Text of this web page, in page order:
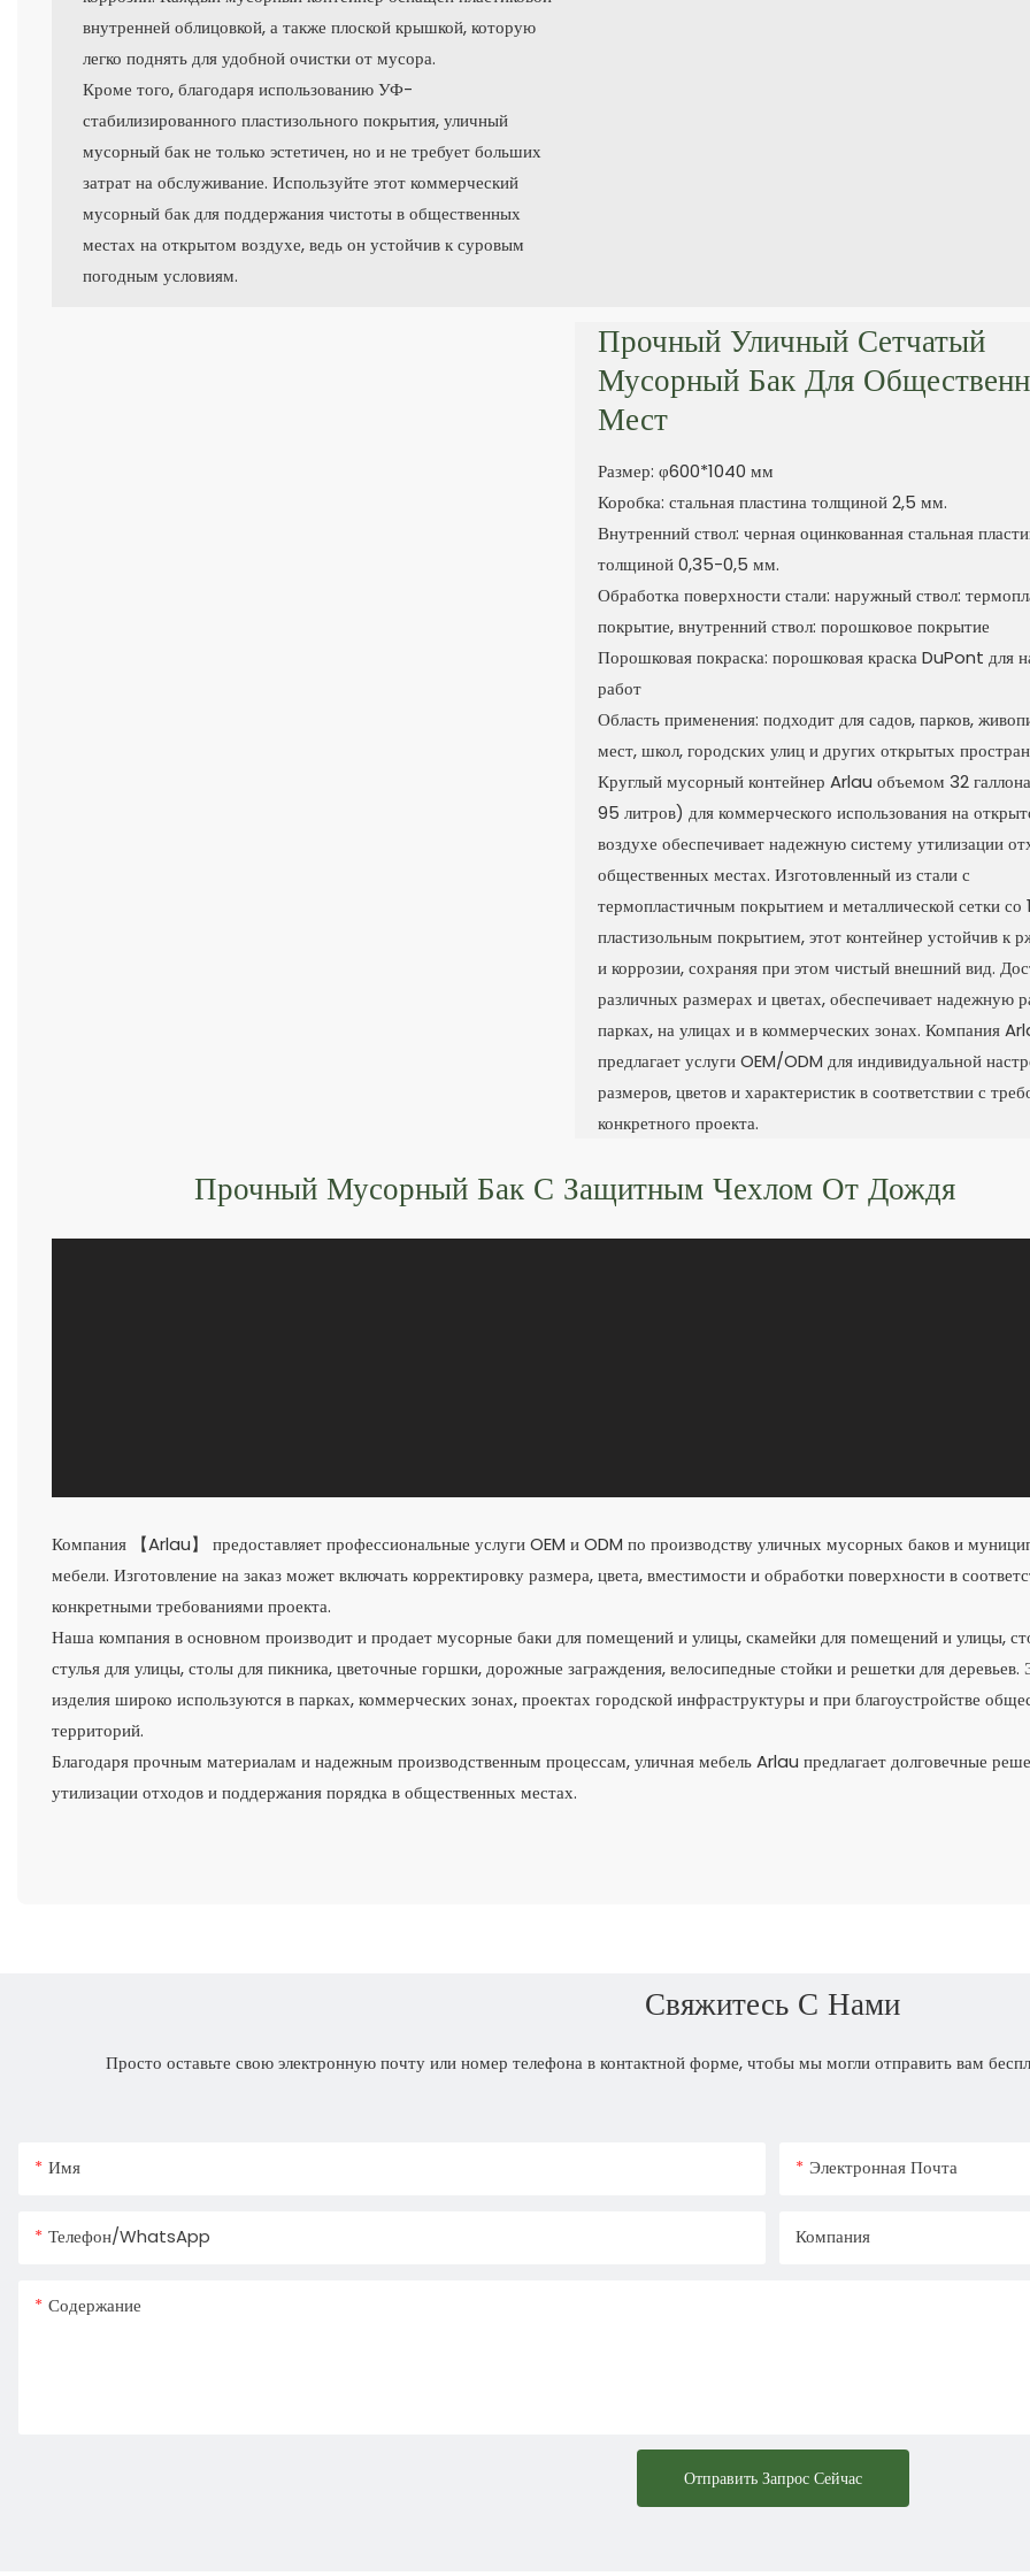
внутренней облицовкой, а также плоской крышкой, которую
легко поднять для удобной очистки от мусора.
Кроме того, благодаря использованию УФ-
стабилизированного пластизольного покрытия, уличный
мусорный бак не только эстетичен, но и не требует больших
затрат на обслуживание. Используйте этот коммерческий
мусорный бак для поддержания чистоты в общественных
местах на открытом воздухе, ведь он устойчив к суровым
погодным условиям.
Прочный Уличный Сетчатый
Мусорный Бак Для
Мест
Размер: φ600*1040 мм
Коробка: стальная пластина толщиной 2,5 мм.
Внутренний ствол: черная оцинкованная стальная
толщиной 0,35-0,5 мм.
Обработка поверхности стали: наружный ствол:
покрытие, внутренний ствол: порошковое покрытие
Порошковая покраска: порошковая краска DuPont для
работ
Область применения: подходит для садов, парков,
мест, школ, городских улиц и других открытых
Круглый мусорный контейнер Arlau объемом 32
95 литров) для коммерческого использования на
воздухе обеспечивает надежную систему утилизации
общественных местах. Изготовленный из стали с
термопластичным покрытием и металлической сетки со
пластизольным покрытием, этот контейнер устойчив к
и коррозии, сохраняя при этом чистый внешний вид.
различных размерах и цветах, обеспечивает надежную
парках, на улицах и в коммерческих зонах. Компания
предлагает услуги OEM/ODM для индивидуальной
размеров, цветов и характеристик в соответствии с
конкретного проекта.
Прочный Мусорный Бак С Защитным Чехлом От Дождя
Компания 【Arlau】 предоставляет профессиональные услуги OEM и ODM по производству уличных мусорных баков и
мебели. Изготовление на заказ может включать корректировку размера, цвета, вместимости и обработки поверхности в
конкретными требованиями проекта.
Наша компания в основном производит и продает мусорные баки для помещений и улицы, скамейки для помещений и улицы,
стулья для улицы, столы для пикника, цветочные горшки, дорожные заграждения, велосипедные стойки и решетки для деревьев.
изделия широко используются в парках, коммерческих зонах, проектах городской инфраструктуры и при благоустройстве
территорий.
Благодаря прочным материалам и надежным производственным процессам, уличная мебель Arlau предлагает долговечные
утилизации отходов и поддержания порядка в общественных местах.
Свяжитесь С Нами
Просто оставьте свою электронную почту или номер телефона в контактной форме, чтобы мы могли отправить вам
Имя Электронная Почта
Телефон/WhatsApp Компания
Содержание
Отправить Запрос Сейчас